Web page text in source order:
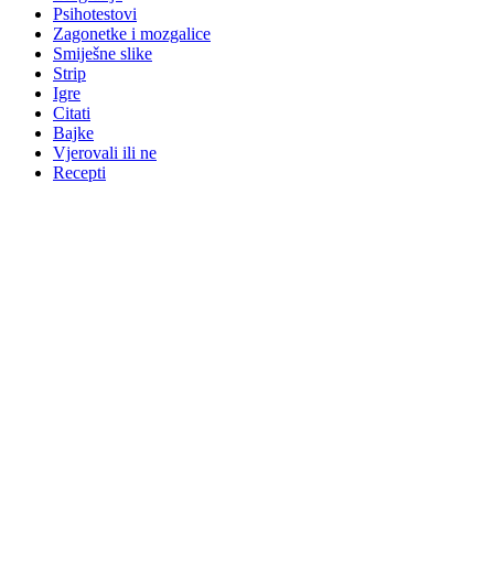
Psihotestovi
Zagonetke i mozgalice
Smiješne slike
Strip
Igre
Citati
Bajke
Vjerovali ili ne
Recepti